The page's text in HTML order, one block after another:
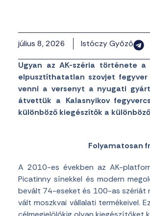
július 8, 2026 Istóczy Győző
Ugyan az AK-széria története
elpusztíthatatlan szovjet
venni a versenyt a nyugati
átvettük a Kalasnyikov
különböző kiegészítők a
Folyamatosan
A 2010-es években az AK-
Picatinny sínekkel és modern
bevált 74-eseket és 100-as szériát
vált moszkvai vállalati termékeivel.